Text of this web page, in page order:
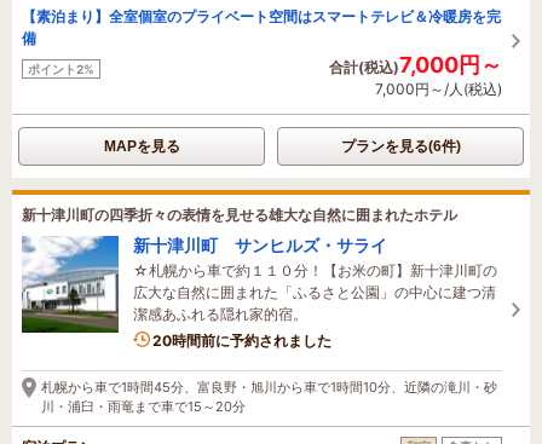
【素泊まり】全室個室のプライベート空間はスマートテレビ＆冷暖房を完
備
ポイント2% 合計(税込)7,000円～
7,000円～/人(税込)
MAPを見る プランを見る(6件)
新十津川町の四季折々の表情を見せる雄大な自然に囲まれたホテル
新十津川町 サンヒルズ・サライ
☆札幌から車で約１１０分！【お米の町】新十津川町の
広大な自然に囲まれた「ふるさと公園」の中心に建つ清
潔感あふれる隠れ家的宿。
20時間前に予約されました
札幌から車で1時間45分、富良野・旭川から車で1時間10分、近隣の滝川・砂
川・浦臼・雨竜まで車で15～20分